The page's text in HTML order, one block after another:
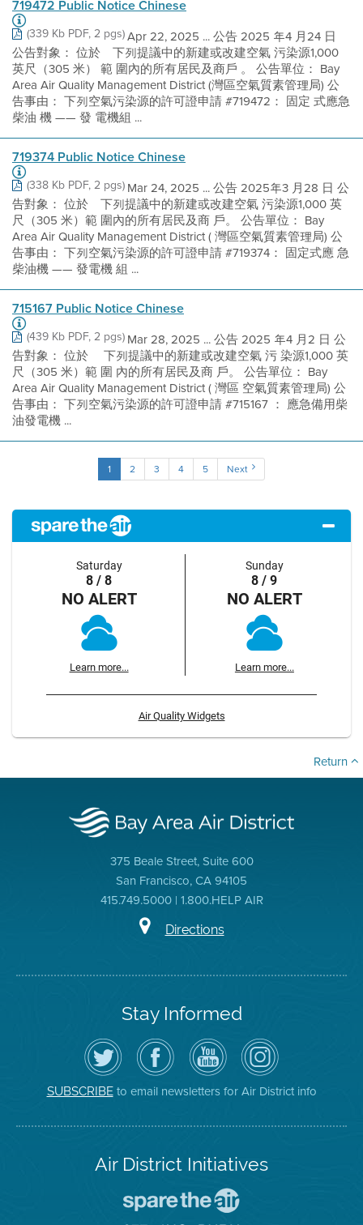
719472 Public Notice Chinese
(339 Kb PDF, 2 pgs)Apr 22, 2025 ... 公告 2025 年4 月24 日
公告對象： 位於離下列提議中的新建或改建空氣 污染源1,000
英尺（305 米） 範 圍內的所有居民及商戶 。 公告單位： Bay
Area Air Quality Management District (灣區空氣質素管理局) 公
告事由： 下列空氣污染源的許可證申請 #719472： 固定 式應急
柴油 機 —— 發 電機組 ...
719374 Public Notice Chinese
(338 Kb PDF, 2 pgs)Mar 24, 2025 ... 公告 2025年3 月28 日 公
告對象： 位於離下列提議中的新建或改建空氣 污染源1,000 英
尺（305 米）範 圍內的所有居民及商 戶。 公告單位： Bay
Area Air Quality Management District ( 灣區空氣質素管理局) 公
告事由： 下列空氣污染源的許可證申請 #719374： 固定式應 急
柴油機 —— 發電機 組 ...
715167 Public Notice Chinese
(439 Kb PDF, 2 pgs)Mar 28, 2025 ... 公告 2025 年4 月2 日 公
告對象： 位於 離下列提議中的新建或改建空氣 污 染源1,000 英
尺（305 米）範 圍 內的所有居民及商 戶。 公告單位： Bay
Area Air Quality Management District ( 灣區 空氣質素管理局) 公
告事由： 下列空氣污染源的許可證申請 #715167 ： 應急備用柴
油發電機 ...
1 2 3 4 5 Next
Saturday
8 / 8
NO ALERT
Learn more...
Sunday
8 / 9
NO ALERT
Learn more...
Air Quality Widgets
Return
375 Beale Street, Suite 600
San Francisco, CA 94105
415.749.5000 | 1.800.HELP AIR
Directions
Stay Informed
Follow
the
Air
District
on
Twitter
Visit
the
District's
Facebook
Page
Air
District
YouTube
Channel
Air
District
on
Instagram
SUBSCRIBEto email newsletters for Air District info
Air District Initiatives
To